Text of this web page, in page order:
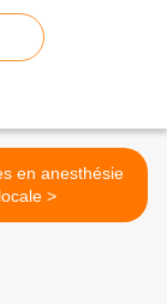
en anesthésie
locale >